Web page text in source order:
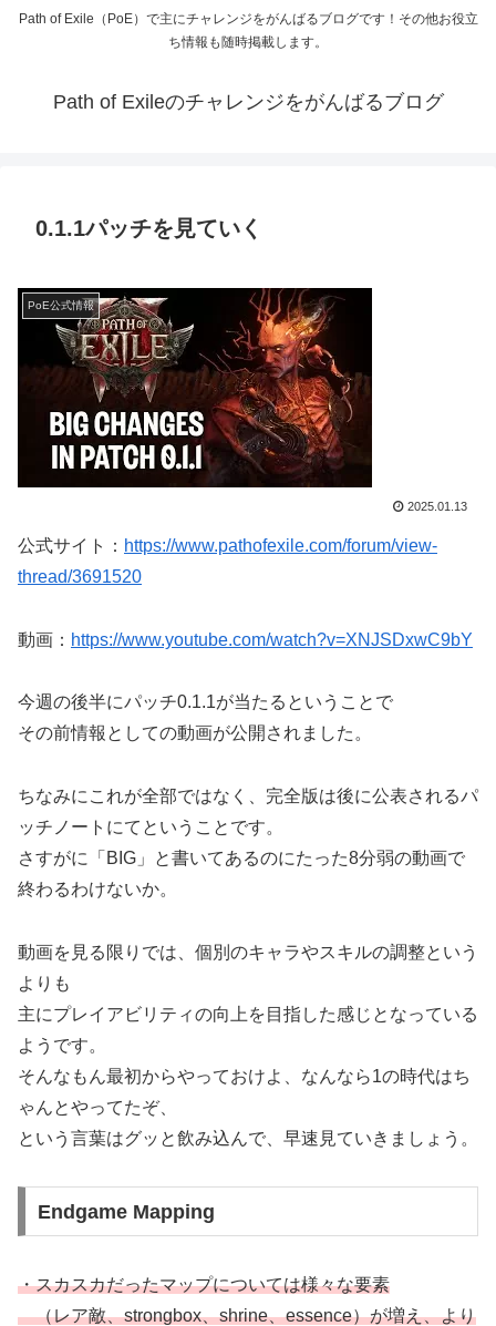
Path of Exile（PoE）で主にチャレンジをがんばるブログです！その他お役立
ち情報も随時掲載します。
Path of Exileのチャレンジをがんばるブログ
0.1.1パッチを見ていく
PoE公式情報
2025.01.13
公式サイト： https://www.pathofexile.com/forum/view-
thread/3691520
動画： https://www.youtube.com/watch?v=XNJSDxwC9bY
今週の後半にパッチ0.1.1が当たるということで
その前情報としての動画が公開されました。
ちなみにこれが全部ではなく、完全版は後に公表されるパ
ッチノートにてということです。
さすがに「BIG」と書いてあるのにたった8分弱の動画で
終わるわけないか。
動画を見る限りでは、個別のキャラやスキルの調整という
よりも
主にプレイアビリティの向上を目指した感じとなっている
ようです。
そんなもん最初からやっておけよ、なんなら1の時代はち
ゃんとやってたぞ、
という言葉はグッと飲み込んで、早速見ていきましょう。
Endgame Mapping
・スカスカだったマップについては様々な要素
（レア敵、strongbox、shrine、essence）が増え、より